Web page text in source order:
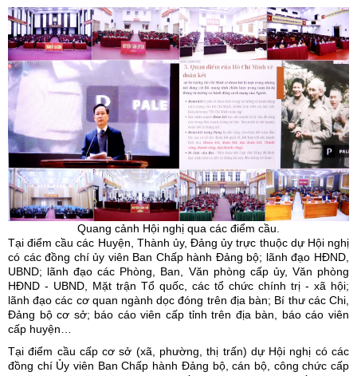
Quang cảnh Hội nghị qua các điểm cầu.
Tại điểm cầu các Huyện, Thành ủy, Đảng ủy trực thuộc dự Hội nghị
có các đồng chí ủy viên Ban Chấp hành Đảng bộ; lãnh đạo HĐND,
UBND; lãnh đạo các Phòng, Ban, Văn phòng cấp ủy, Văn phòng
HĐND - UBND, Mặt trận Tổ quốc, các tổ chức chính trị - xã hội;
lãnh đạo các cơ quan ngành dọc đóng trên địa bàn; Bí thư các Chi,
Đảng bộ cơ sở; báo cáo viên cấp tỉnh trên địa bàn, báo cáo viên
cấp huyện…
Tại điểm cầu cấp cơ sở (xã, phường, thị trấn) dự Hội nghị có các
đồng chí Ủy viên Ban Chấp hành Đảng bộ, cán bộ, công chức cấp